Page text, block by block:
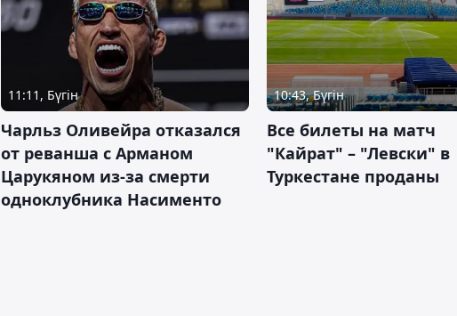
11:11, Бүгін
Чарльз Оливейра отказался
от реванша с Арманом
Царукяном из-за смерти
одноклубника Насименто
10:43, Бүгін
Все билеты на матч
"Кайрат" – "Левски" в
Туркестане проданы